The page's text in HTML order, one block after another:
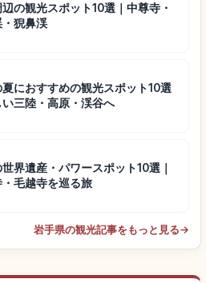
の観光スポット10選｜中尊寺・
・猊鼻渓
におすすめの観光スポット10選
い三陸・高原・渓谷へ
界遺産・パワースポット10選｜
毛越寺を巡る旅
岩手県の観光記事をもっと見る→